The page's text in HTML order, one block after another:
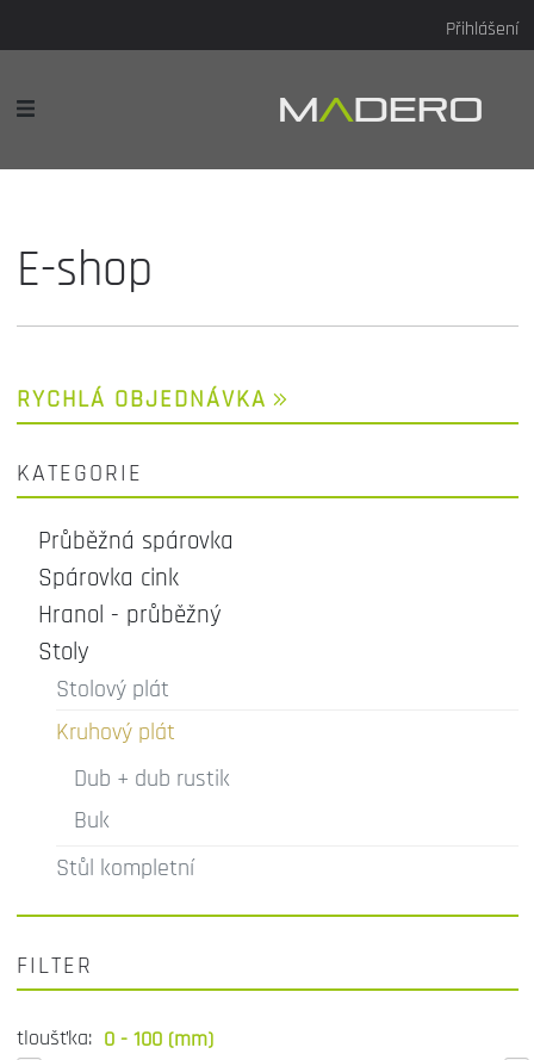
Přihlášení
E-shop
RYCHLÁ OBJEDNÁVKA
KATEGORIE
Průběžná spárovka
Spárovka cink
Hranol - průběžný
Stoly
Stolový plát
Kruhový plát
Dub + dub rustik
Buk
Stůl kompletní
FILTER
tloušťka: